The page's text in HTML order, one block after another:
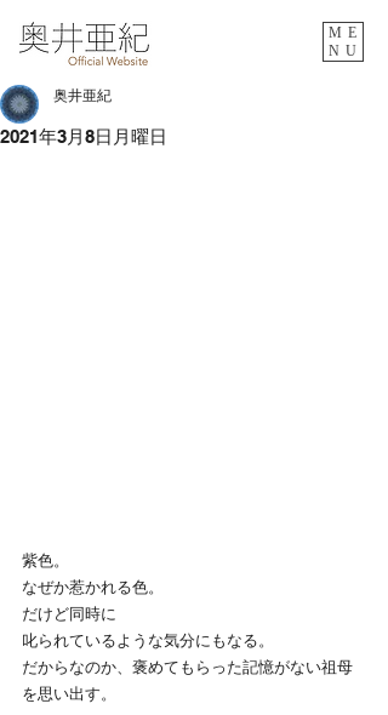
ME
NU
2021年3月8日月曜日
奥井亜紀
紫色。
なぜか惹かれる色。
だけど同時に
叱られているような気分にもなる。
だからなのか、褒めてもらった記憶がない祖母
を思い出す。